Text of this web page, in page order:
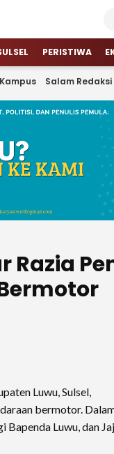
PERISTIWA
Kampus Salam Redaksi
Razia
Luwu, Sulsel,
bermotor.
Bapenda Luwu, dan